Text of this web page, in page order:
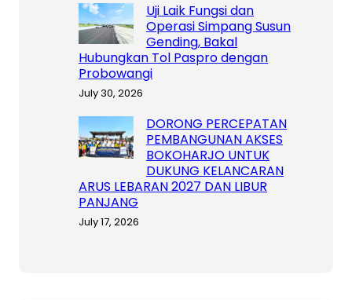
Uji Laik Fungsi dan
Operasi Simpang Susun
Gending, Bakal
Hubungkan Tol Paspro dengan
Probowangi
July 30, 2026
DORONG PERCEPATAN
PEMBANGUNAN AKSES
BOKOHARJO UNTUK
DUKUNG KELANCARAN
ARUS LEBARAN 2027 DAN LIBUR
PANJANG
July 17, 2026